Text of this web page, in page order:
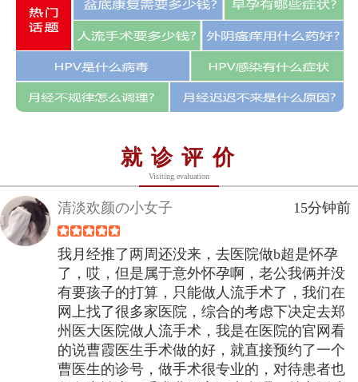
就诊评价
Visiting evaluation
清淡欢颜の小女子 15分钟前
我月经推了两周还没来，去医院做b超是怀孕
了，哎，但是属于意外怀孕啊，老公我俩并没
有要孩子的打算，只能做人流手术了，我们在
网上找了很多家医院，综合的考虑下决定去郑
州医大医院做人流手术，我是在医院的官网看
的说曹霞医生手术做的好，就直接预约了一个
曹医生的诊号，做手术很专业的，对待患者也